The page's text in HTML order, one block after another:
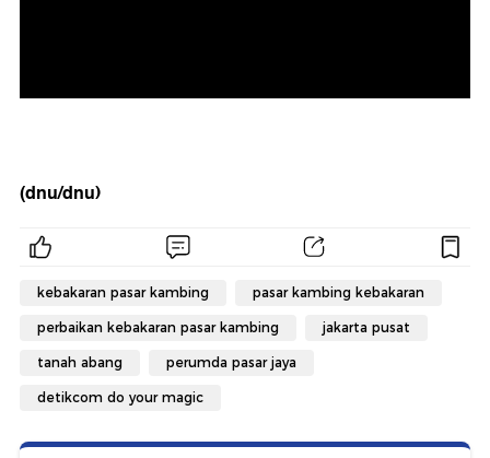
(dnu/dnu)
kebakaran pasar kambing pasar kambing kebakaran
perbaikan kebakaran pasar kambing jakarta pusat
tanah abang perumda pasar jaya
detikcom do your magic